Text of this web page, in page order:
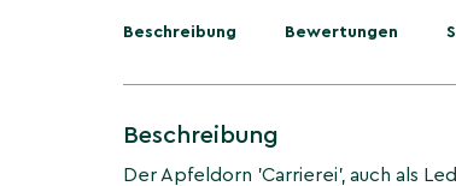
Beschreibung Bewertungen
Beschreibung
Der Apfeldorn 'Carrierei', auch als